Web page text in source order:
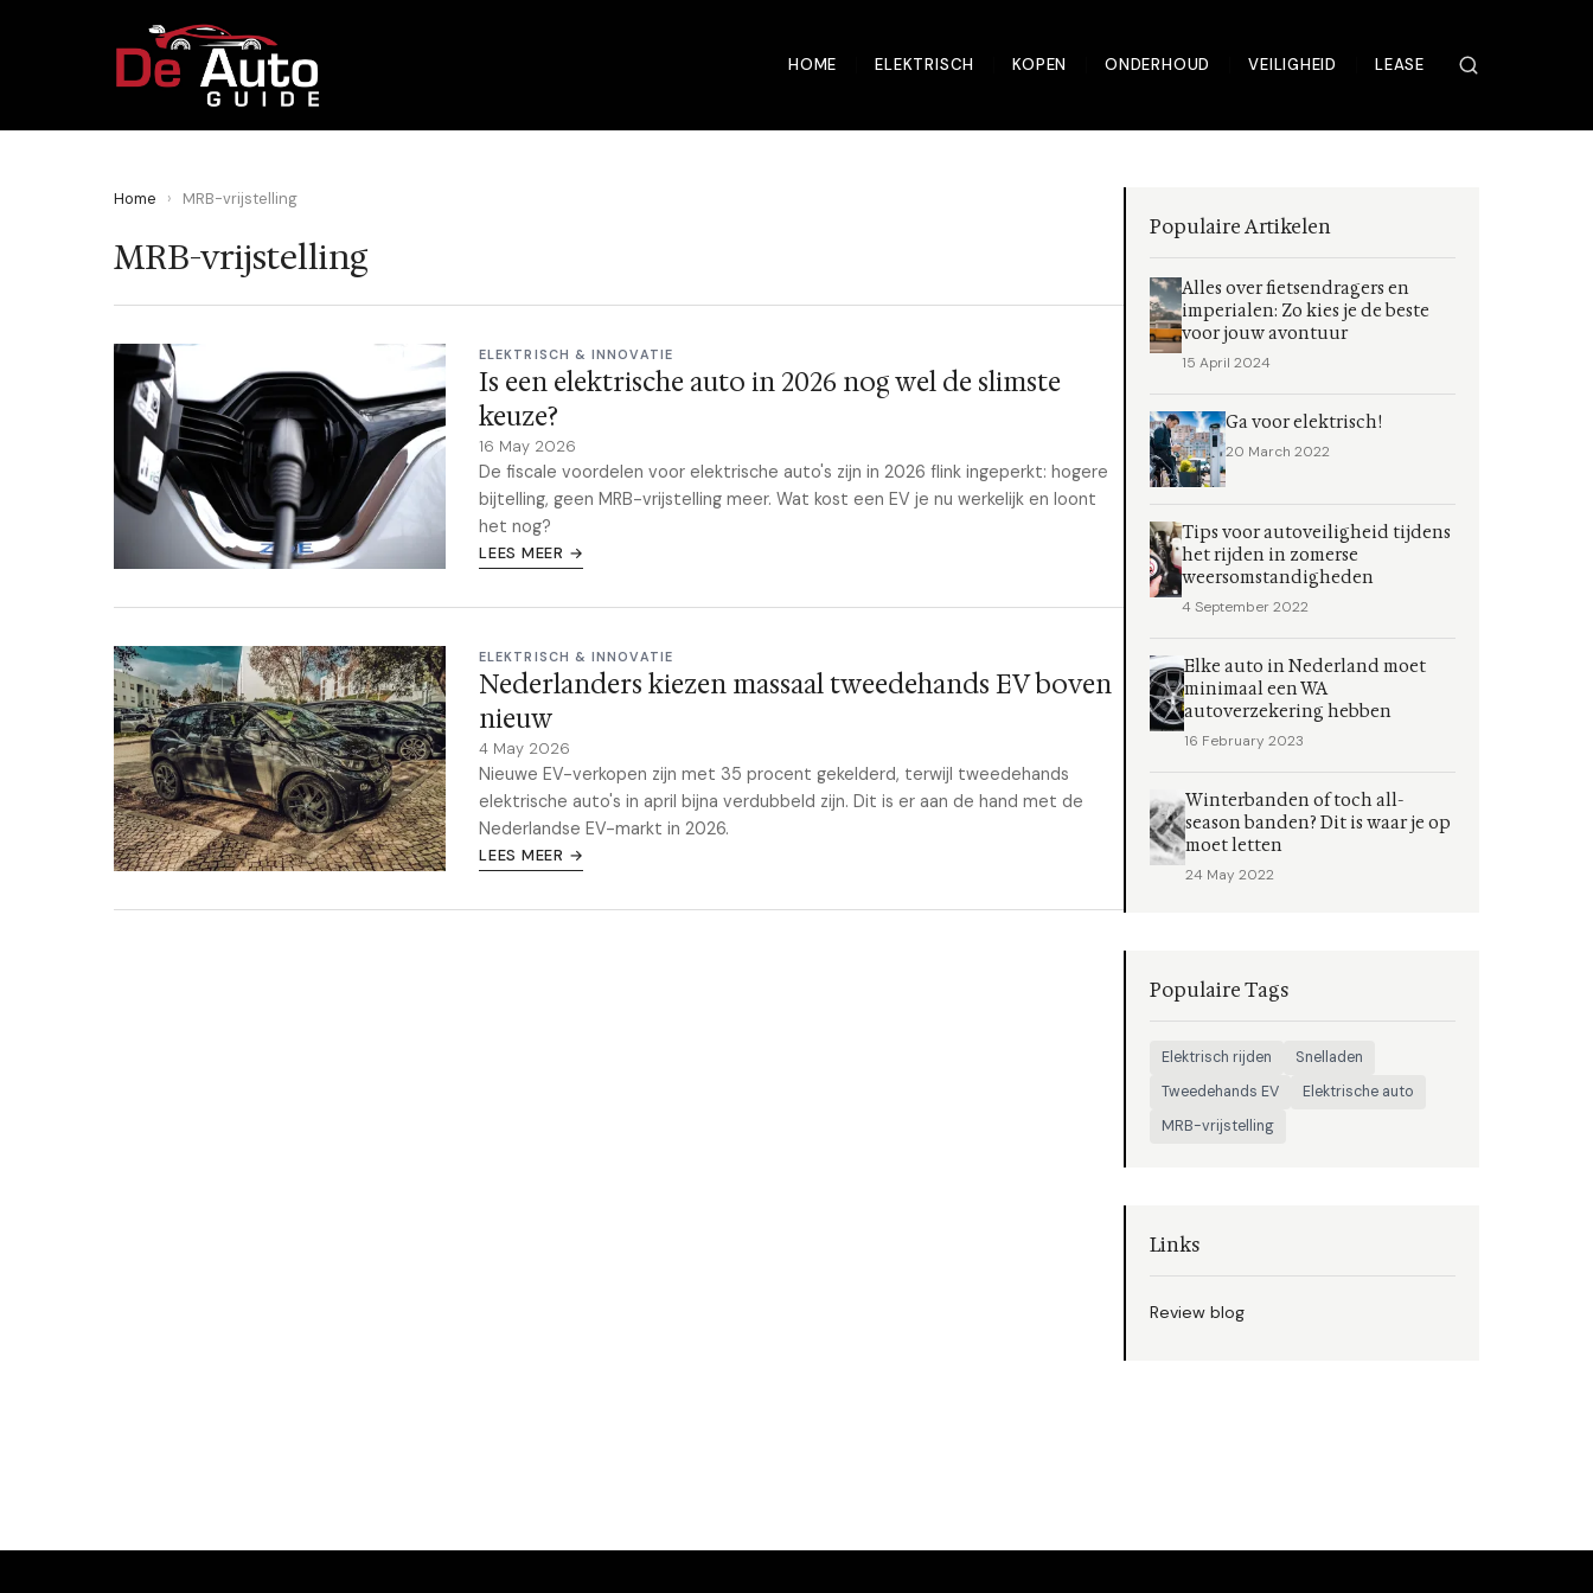
HOME ELEKTRISCH KOPEN ONDERHOUD VEILIGHEID LEASE
Home › MRB-vrijstelling
MRB-vrijstelling
ELEKTRISCH & INNOVATIE
Is een elektrische auto in 2026 nog wel de slimste
keuze?
16 May 2026
De fiscale voordelen voor elektrische auto's zijn in 2026 flink ingeperkt: hogere
bijtelling, geen MRB-vrijstelling meer. Wat kost een EV je nu werkelijk en loont
het nog?
LEES MEER →
ELEKTRISCH & INNOVATIE
Nederlanders kiezen massaal tweedehands EV boven
nieuw
4 May 2026
Nieuwe EV-verkopen zijn met 35 procent gekelderd, terwijl tweedehands
elektrische auto's in april bijna verdubbeld zijn. Dit is er aan de hand met de
Nederlandse EV-markt in 2026.
LEES MEER →
Populaire Artikelen
Alles over fietsendragers en
imperialen: Zo kies je de beste
voor jouw avontuur
15 April 2024
Ga voor elektrisch!
20 March 2022
Tips voor autoveiligheid tijdens
het rijden in zomerse
weersomstandigheden
4 September 2022
Elke auto in Nederland moet
minimaal een WA
autoverzekering hebben
16 February 2023
Winterbanden of toch all-
season banden? Dit is waar je op
moet letten
24 May 2022
Populaire Tags
Elektrisch rijden
Snelladen
Tweedehands EV
Elektrische auto
MRB-vrijstelling
Links
Review blog